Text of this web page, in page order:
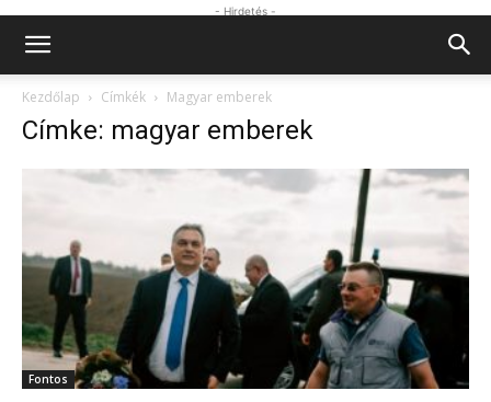
- Hirdetés -
Kezdőlap Címkék Magyar emberek
Címke: magyar emberek
Fontos